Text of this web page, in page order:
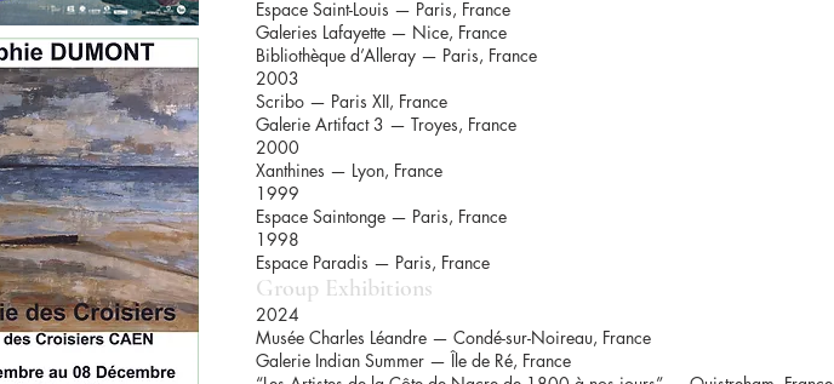
Espace Saint-Louis — Paris, France
Galeries Lafayette — Nice, France
Bibliothèque d’Alleray — Paris, France
2003
Scribo — Paris XII, France
Galerie Artifact 3 — Troyes, France
2000
Xanthines — Lyon, France
1999
Espace Saintonge — Paris, France
1998
Espace Paradis — Paris, France
Group Exhibitions
2024
Musée Charles Léandre — Condé-sur-Noireau, France
Galerie Indian Summer — Île de Ré, France